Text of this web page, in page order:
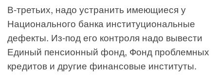
В-третьих, надо устранить имеющиеся у
Национального банка институциональные
дефекты. Из-под его контроля надо вывести
Единый пенсионный фонд, Фонд проблемных
кредитов и другие финансовые институты.